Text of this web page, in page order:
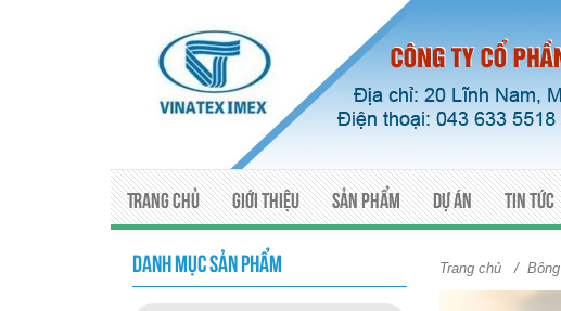
Trang chủ Giới thiệu Sản phẩm Dự án Tin tức
DANH MỤC SẢN PHẨM Trang chủ/ Bông